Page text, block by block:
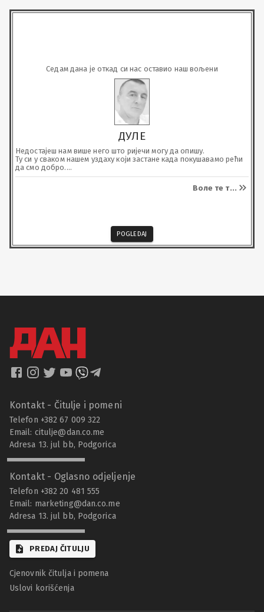
Седам дана је откад си нас оставио наш вољени
ДУЛЕ
Недостајеш нам више него што ријечи могу да опишу.
Ту си у сваком нашем уздаху који застане када покушавамо рећи
да смо добро.
Болиш, превише...
Воле те т...
POGLEDAJ
Kontakt - Čitulje i pomeni
Telefon +382 67 009 322
Email: citulje@dan.co.me
Adresa 13. jul bb, Podgorica
Kontakt - Oglasno odjeljenje
Telefon +382 20 481 555
Email: marketing@dan.co.me
Adresa 13. jul bb, Podgorica
PREDAJ ČITULJU
Cjenovnik čitulja i pomena
Uslovi korišćenja